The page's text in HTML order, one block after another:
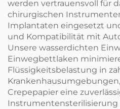
werden vertrauensvoll für
chirurgischen
Implantaten eingesetzt
und Kompatibilität mit
Unsere wasserdichten
Einwegbettlaken
Flüssigkeitsbelastung in
Crepepapier eine
Instrumentensterilisierung